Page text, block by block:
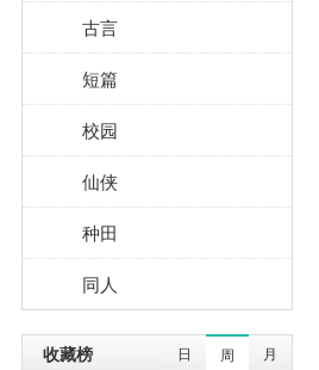
古言
短篇
校园
仙侠
种田
同人
收藏榜 日 周 月